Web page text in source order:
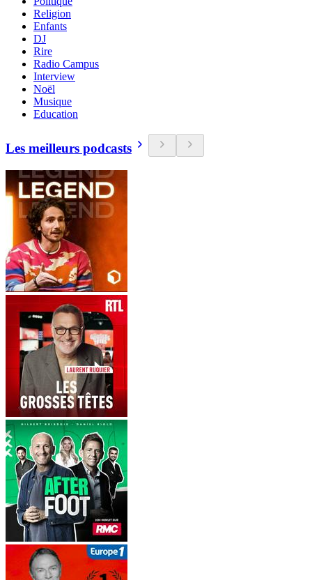
Religion
Enfants
DJ
Rire
Radio Campus
Interview
Noël
Musique
Education
Les meilleurs podcasts